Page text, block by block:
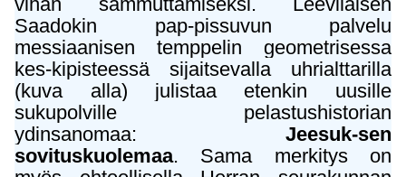
Saadokin pap-pissuvun palvelu
messiaanisen temppelin geometrisessa
kes-kipisteessä sijaitsevalla uhrialttarilla
(kuva alla) julistaa etenkin uusille
sukupolville pelastushistorian
ydinsanomaa: Jeesuk-sen
sovituskuolemaa. Sama merkitys on